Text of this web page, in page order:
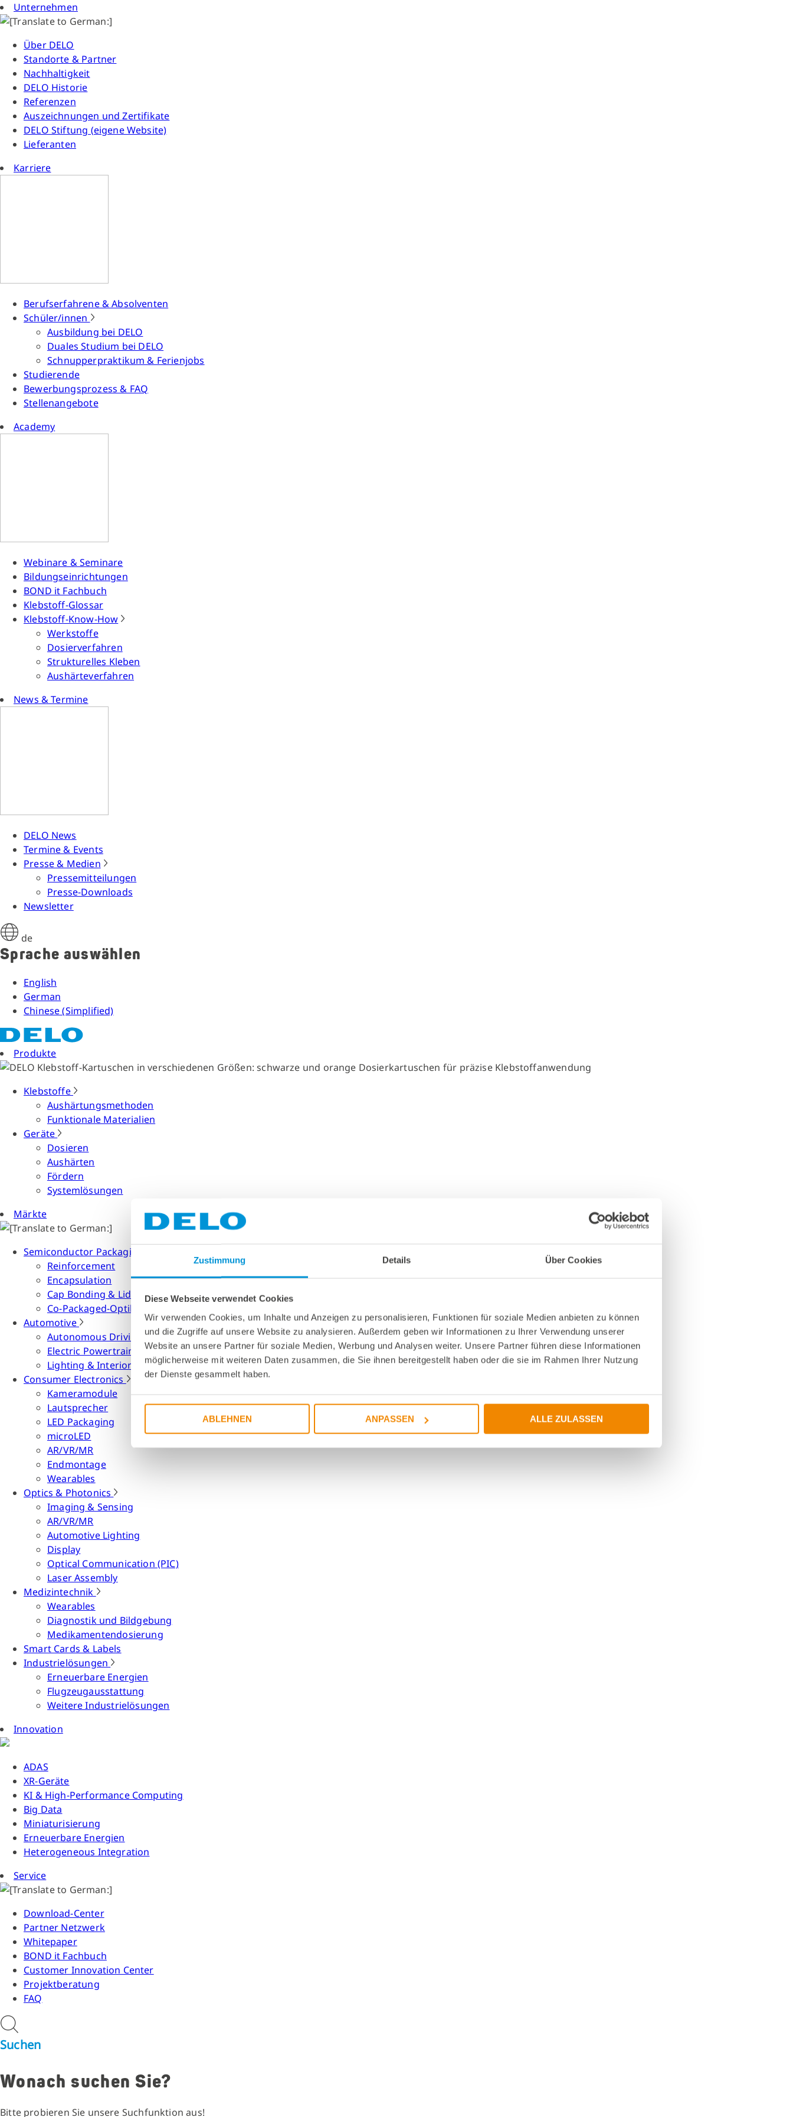
Zustimmung Details Über Cookies
Diese Webseite verwendet Cookies
Wir verwenden Cookies, um Inhalte und Anzeigen zu personalisieren, Funktionen für soziale Medien anbieten zu können
und die Zugriffe auf unsere Website zu analysieren. Außerdem geben wir Informationen zu Ihrer Verwendung unserer
Website an unsere Partner für soziale Medien, Werbung und Analysen weiter. Unsere Partner führen diese Informationen
möglicherweise mit weiteren Daten zusammen, die Sie ihnen bereitgestellt haben oder die sie im Rahmen Ihrer Nutzung
der Dienste gesammelt haben.
ABLEHNEN ANPASSEN ALLE ZULASSEN
Unternehmen
Über DELO
Standorte & Partner
Nachhaltigkeit
DELO Historie
Referenzen
Auszeichnungen und Zertifikate
DELO Stiftung (eigene Website)
Lieferanten
Karriere
Berufserfahrene & Absolventen
Schüler/innen
Ausbildung bei DELO
Duales Studium bei DELO
Schnupperpraktikum & Ferienjobs
Studierende
Bewerbungsprozess & FAQ
Stellenangebote
Academy
Webinare & Seminare
Bildungseinrichtungen
BOND it Fachbuch
Klebstoff-Glossar
Klebstoff-Know-How
Werkstoffe
Dosierverfahren
Strukturelles Kleben
Aushärteverfahren
News & Termine
DELO News
Termine & Events
Presse & Medien
Pressemitteilungen
Presse-Downloads
Newsletter
de
Sprache auswählen
English
German
Chinese (Simplified)
Produkte
Klebstoffe
Aushärtungsmethoden
Funktionale Materialien
Geräte
Dosieren
Aushärten
Fördern
Systemlösungen
Märkte
Semiconductor Packaging
Reinforcement
Encapsulation
Cap Bonding & Lid Attach
Co-Packaged-Optiken
Automotive
Autonomous Driving
Electric Powertrain
Lighting & Interior
Consumer Electronics
Kameramodule
Lautsprecher
LED Packaging
microLED
AR/VR/MR
Endmontage
Wearables
Optics & Photonics
Imaging & Sensing
AR/VR/MR
Automotive Lighting
Display
Optical Communication (PIC)
Laser Assembly
Medizintechnik
Wearables
Diagnostik und Bildgebung
Medikamentendosierung
Smart Cards & Labels
Industrielösungen
Erneuerbare Energien
Flugzeugausstattung
Weitere Industrielösungen
Innovation
ADAS
XR-Geräte
KI & High-Performance Computing
Big Data
Miniaturisierung
Erneuerbare Energien
Heterogeneous Integration
Service
Download-Center
Partner Netzwerk
Whitepaper
BOND it Fachbuch
Customer Innovation Center
Projektberatung
FAQ
Suchen
Wonach suchen Sie?
Bitte probieren Sie unsere Suchfunktion aus!